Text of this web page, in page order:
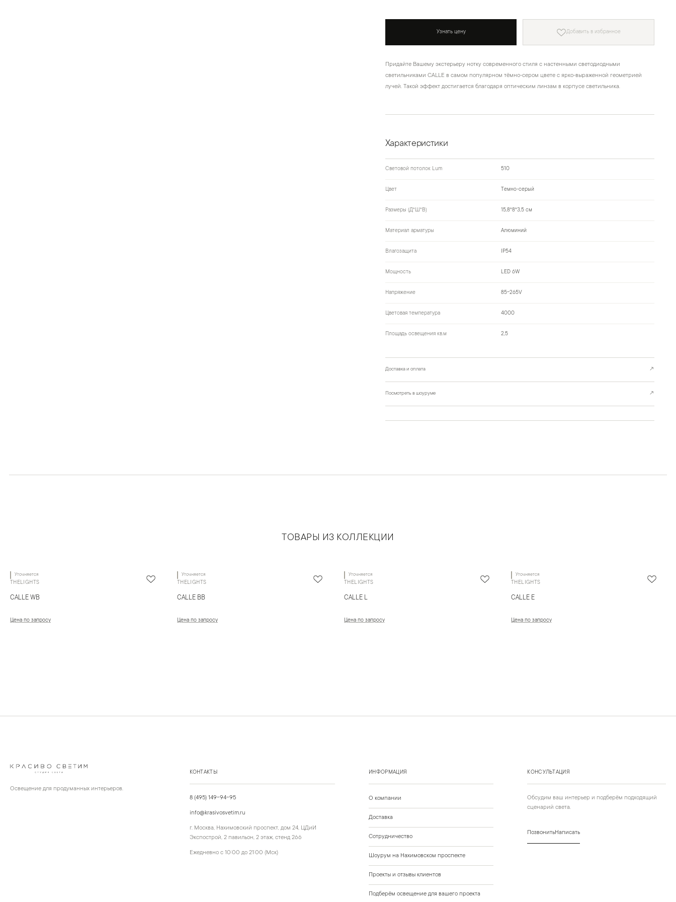
Узнать цену Добавить в избранное
Придайте Вашему экстерьеру нотку современного стиля с настенными светодиодными
светильниками CALLE в самом популярном тёмно-сером цвете с ярко-выраженной геометрией
лучей. Такой эффект достигается благодаря оптическим линзам в корпусе светильника.
Характеристики
Световой потолок Lum 510
Цвет Темно-серый
Размеры (Д*Ш*В) 15,8*8*3,5 см
Материал арматуры Алюминий
Влагозащита IP54
Мощность LED 6W
Напряжение 85-265V
Цветовая температура 4000
Площадь освещения кв.м 2,5
Доставка и оплата ↗
Посмотреть в шоуруме ↗
ТОВАРЫ ИЗ КОЛЛЕКЦИИ
Уточняется
THELIGHTS
CALLE WB
Цена по запросу
Уточняется
THELIGHTS
CALLE BB
Цена по запросу
Уточняется
THELIGHTS
CALLE L
Цена по запросу
Уточняется
THELIGHTS
CALLE E
Цена по запросу
Освещение для продуманных интерьеров.
КОНТАКТЫ
8 (495) 149-94-95
info@krasivosvetim.ru
г. Москва, Нахимовский проспект, дом 24, ЦДиИ
Экспострой, 2 павильон, 2 этаж, стенд 266
Ежедневно с 10:00 до 21:00 (Мск)
КОНСУЛЬТАЦИЯ
Обсудим ваш интерьер и подберём подходящий
сценарий света.
ПозвонитьНаписать
ИНФОРМАЦИЯ
О компании
Доставка
Сотрудничество
Шоурум на Нахимовском проспекте
Проекты и отзывы клиентов
Подберём освещение для вашего проекта